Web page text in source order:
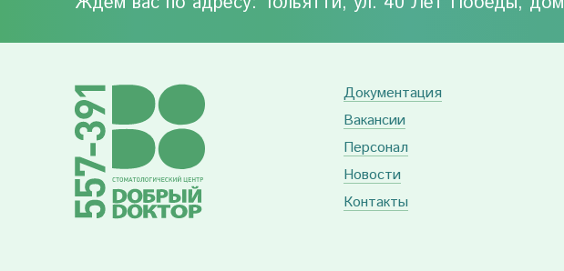
Документация
Вакансии
Персонал
Новости
Контакты